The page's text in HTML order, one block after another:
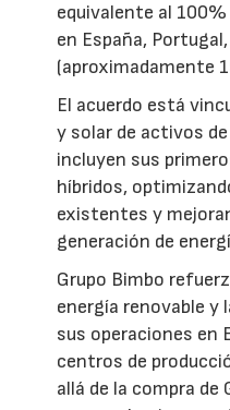
equivalente al
en España,
(aproximadamente
El acuerdo está
y solar de activos
incluyen sus
híbridos,
existentes y
generación de
Grupo Bimbo
energía renovable y
sus operaciones en
centros de
allá de la compra de